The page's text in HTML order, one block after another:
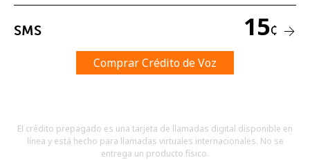
Al abrir una cuenta en este sitio web, estoy de acuerdo con
estos
Términos y condiciones.
SMS 15¢
Comprar Crédito de Voz
El crédito prepagado es una tarjeta de llamadas digital disponible en
línea y está hecho para llamadas virtuales internacionales. No se
entrega un producto físico.